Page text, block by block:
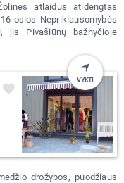
atlaidus atidengtas
osios Nepriklausomybės
jis Pivašiūnų bažnyčioje
VYKTI
drožybos, puodžiaus